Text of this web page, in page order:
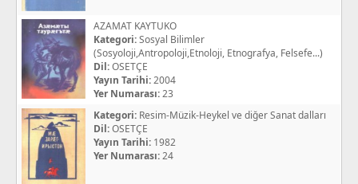
AZAMAT KAYTUKO
Kategori:Sosyal Bilimler
(Sosyoloji,Antropoloji,Etnoloji, Etnografya, Felsefe...)
Dil:OSETÇE
Yayın Tarihi:2004
Yer Numarası:23
Kategori: Resim-Müzik-Heykel ve diğer Sanat dalları
Dil:OSETÇE
Yayın Tarihi: 1982
Yer Numarası:24